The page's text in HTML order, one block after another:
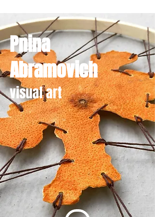
Pnina
Abramovich
visual art